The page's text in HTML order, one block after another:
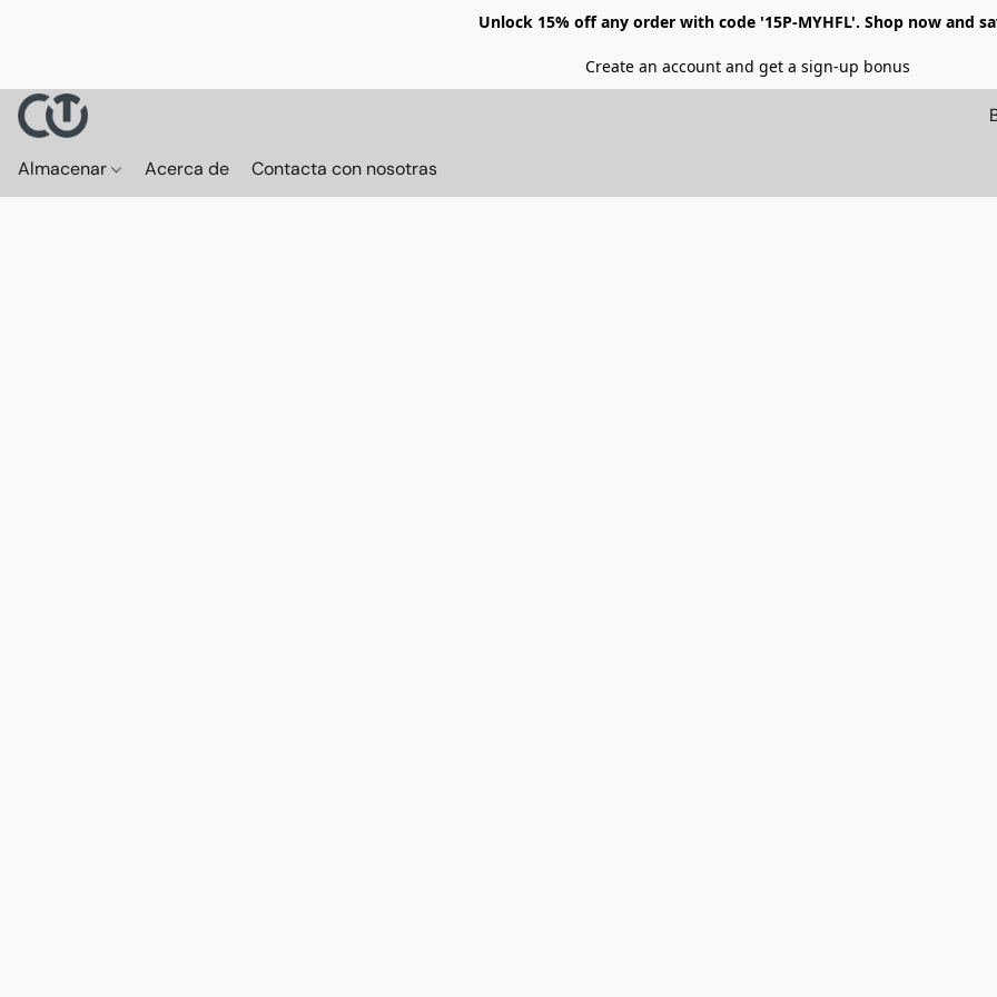
Unlock 15% off any order with code '15P-MYHFL'. Shop now and
Create an account and get a sign-up bonus
Almacenar Acerca de Contacta con nosotras